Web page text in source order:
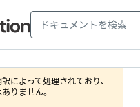
によって処理されており、
りません。